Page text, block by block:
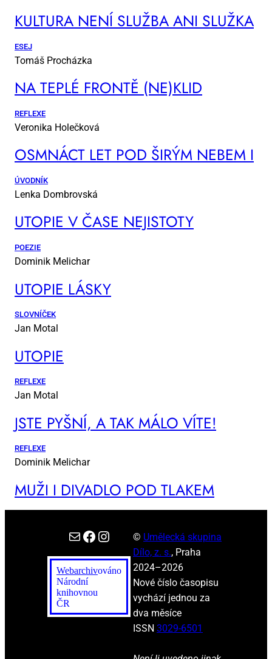
KUL­TU­RA NE­NÍ SLUŽ­BA ANI SLUŽ­KA
ESEJ
Tomáš Procházka
NA TEP­LÉ FRON­TĚ (NE)KLID
REFLEXE
Veronika Holečková
OSM­NÁCT LET POD ŠI­RÝM NE­BEM I
ÚVODNÍK
Lenka Dombrovská
UTO­PIE V ČA­SE NE­JIS­TO­TY
POEZIE
Dominik Melichar
UTO­PIE LÁS­KY
SLOVNÍČEK
Jan Motal
UTO­PIE
REFLEXE
Jan Motal
JSTE PYŠ­NÍ, A TAK MÁ­LO VÍ­TE!
REFLEXE
Dominik Melichar
MUŽI I DI­VA­DLO POD TLA­KEM
E-mail Facebook Instagram
Webarchivováno
Národní
knihovnou
ČR
© Umělecká skupina
Dílo, z. s., Praha
2024–2026
Nové číslo časopisu
vychází jednou za
dva měsíce
ISSN 3029-6501